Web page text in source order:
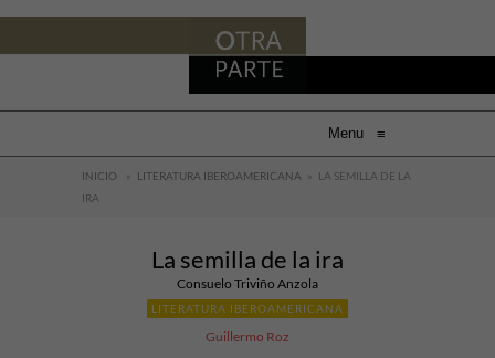
Menu ≡
INICIO » LITERATURA IBEROAMERICANA » LA SEMILLA DE LA
IRA
La semilla de la ira
Consuelo Triviño Anzola
LITERATURA IBEROAMERICANA
Guillermo Roz